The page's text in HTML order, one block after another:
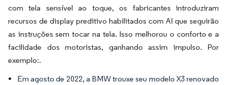
com tela sensível ao toque, os fabricantes introduziram
recursos de display preditivo habilitados com AI que seguirão
as instruções sem tocar na tela. Isso melhorou o conforto e a
facilidade dos motoristas, ganhando assim impulso. Por
exemplo:.
Em agosto de 2022, a BMW trouxe seu modelo X3 renovado